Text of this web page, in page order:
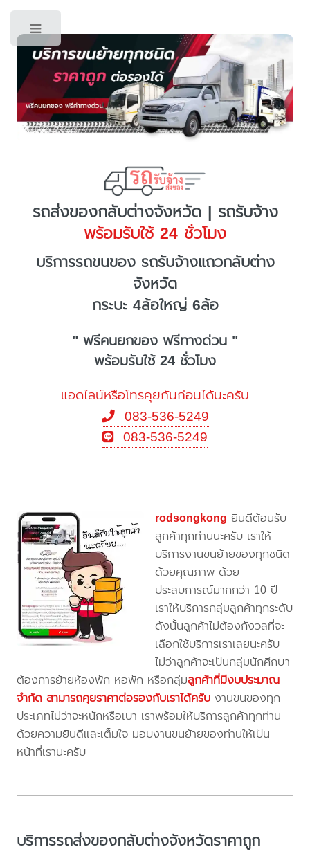
รถส่งของกลับต่างจังหวัด | รถรับจ้าง
พร้อมรับใช้ 24 ชั่วโมง
บริการรถขนของ รถรับจ้างแถวกลับต่าง
จังหวัด
กระบะ 4ล้อใหญ่ 6ล้อ
" ฟรีคนยกของ ฟรีทางด่วน "
พร้อมรับใช้ 24 ชั่วโมง
แอดไลน์หรือโทรคุยกันก่อนได้นะครับ
083-536-5249
083-536-5249
rodsongkong ยินดีต้อนรับ
ลูกค้าทุกท่านนะครับ เราให้
บริการงานขนย้ายของทุกชนิด
ด้วยคุณภาพ ด้วย
ประสบการณ์มากกว่า 10 ปี
เราให้บริการกลุ่มลูกค้าทุกระดับ
ดังนั้นลูกค้าไม่ต้องกังวลที่จะ
เลือกใช้บริการเราเลยนะครับ
ไม่ว่าลูกค้าจะเป็นกลุ่มนักศึกษา
ต้องการย้ายห้องพัก หอพัก หรือกลุ่มลูกค้าที่มีงบประมาณ
จำกัด สามารถคุยราคาต่อรองกับเราได้ครับ งานขนของทุก
ประเภทไม่ว่าจะหนักหรือเบา เราพร้อมให้บริการลูกค้าทุกท่าน
ด้วยความยินดีและเต็มใจ มอบงานขนย้ายของท่านให้เป็น
หน้าที่เรานะครับ
บริการรถส่งของกลับต่างจังหวัดราคาถูก
Toggle